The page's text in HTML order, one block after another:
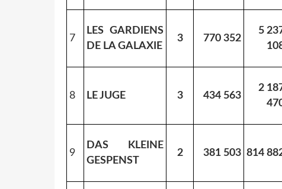
7
LES GARDIENS
DE LA GALAXIE
3 770 352
5
8 LE JUGE 3 434 563
2
9
DAS KLEINE
GESPENST
2 381 503 814